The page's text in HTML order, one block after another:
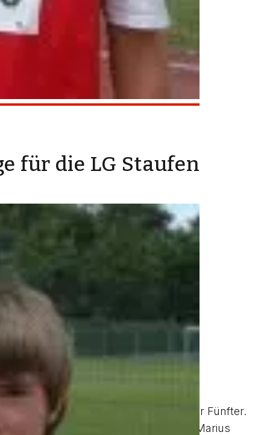
für die LG Staufen
41,99 Sekunden wurde er Fünfter.
Vizemeister. Platz 5 gab es für Marius